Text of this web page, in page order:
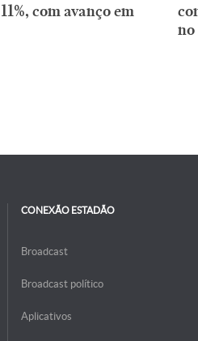
com avanço em
no
CONEXÃO ESTADÃO
Broadcast
Broadcast político
Aplicativos